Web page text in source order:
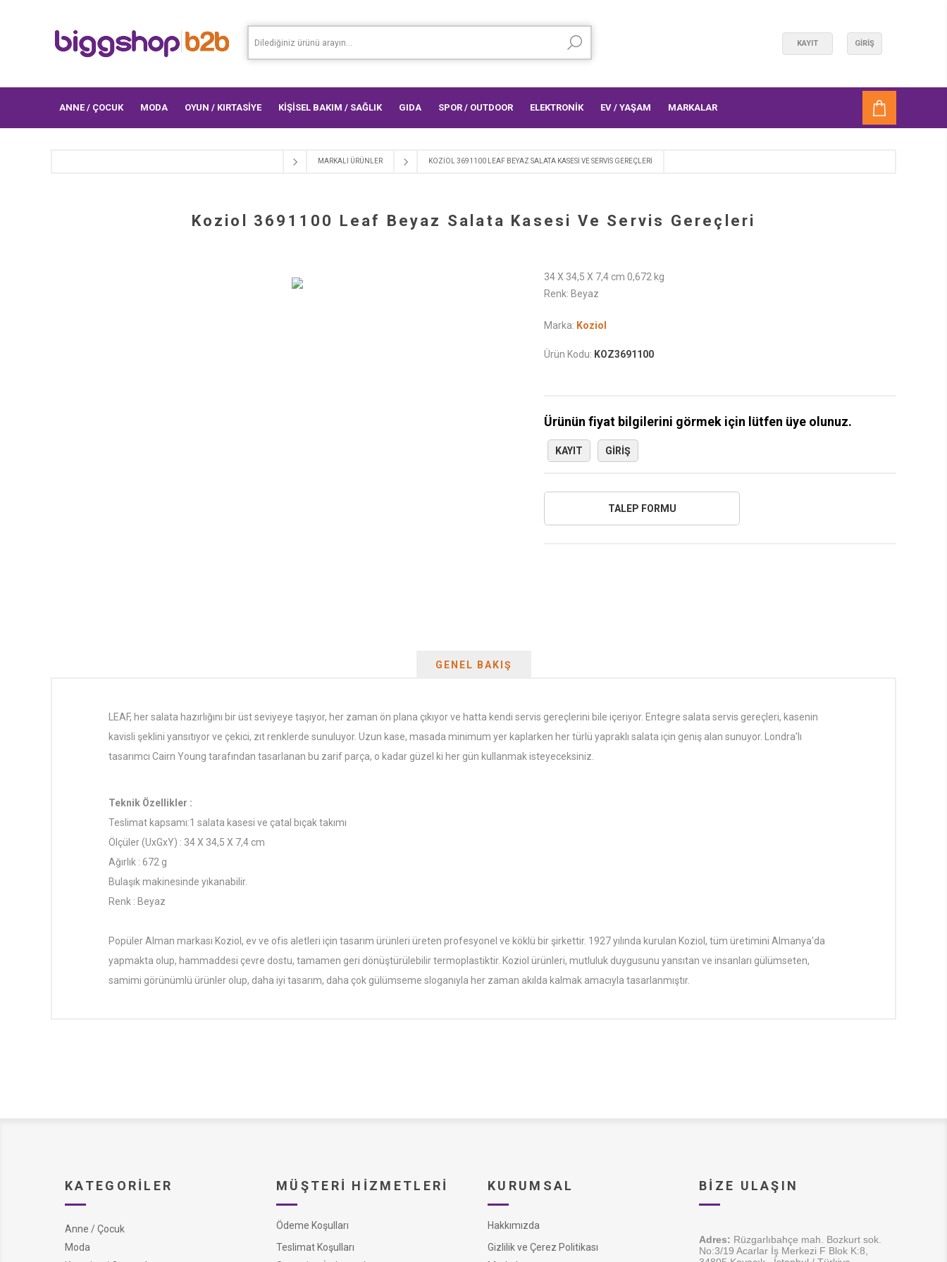
KAYIT GIRIŞ
ANNE / ÇOCUK MODA OYUN / KIRTASİYE KİŞİSEL BAKIM / SAĞLIK GIDA SPOR / OUTDOOR ELEKTRONİK EV / YAŞAM MARKALAR
MARKALI ÜRÜNLER KOZIOL 3691100 LEAF BEYAZ SALATA KASESI VE SERVIS GEREÇLERI
Koziol 3691100 Leaf Beyaz Salata Kasesi Ve Servis Gereçleri
34 X 34,5 X 7,4 cm 0,672 kg
Renk: Beyaz
Marka: Koziol
Ürün Kodu: KOZ3691100
Ürünün fiyat bilgilerini görmek için lütfen üye olunuz.
KAYIT GIRIŞ
GENEL BAKIŞ
LEAF, her salata hazırlığını bir üst seviyeye taşıyor, her zaman ön plana çıkıyor ve hatta kendi servis gereçlerini bile içeriyor. Entegre salata servis gereçleri, kasenin
kavisli şeklini yansıtıyor ve çekici, zıt renklerde sunuluyor. Uzun kase, masada minimum yer kaplarken her türlü yapraklı salata için geniş alan sunuyor. Londra'lı
tasarımcı Cairn Young tarafından tasarlanan bu zarif parça, o kadar güzel ki her gün kullanmak isteyeceksiniz.
Teknik Özellikler :
Teslimat kapsamı:1 salata kasesi ve çatal bıçak takımı
Ölçüler (UxGxY) : 34 X 34,5 X 7,4 cm
Ağırlık : 672 g
Bulaşık makinesinde yıkanabilir.
Renk : Beyaz
Popüler Alman markası Koziol, ev ve ofis aletleri için tasarım ürünleri üreten profesyonel ve köklü bir şirkettir. 1927 yılında kurulan Koziol, tüm üretimini Almanya'da
yapmakta olup, hammaddesi çevre dostu, tamamen geri dönüştürülebilir termoplastiktir. Koziol ürünleri, mutluluk duygusunu yansıtan ve insanları gülümseten,
samimi görünümlü ürünler olup, daha iyi tasarım, daha çok gülümseme sloganıyla her zaman akılda kalmak amacıyla tasarlanmıştır.
KATEGORILER
Anne / Çocuk
Moda
MÜŞTERI HIZMETLERI
Ödeme Koşulları
Teslimat Koşulları
KURUMSAL
Hakkımızda
Gizlilik ve Çerez Politikası
BIZE ULAŞIN
Adres: Rüzgarlıbahçe mah. Bozkurt sok.
No:3/19 Acarlar İş Merkezi F Blok K:8,